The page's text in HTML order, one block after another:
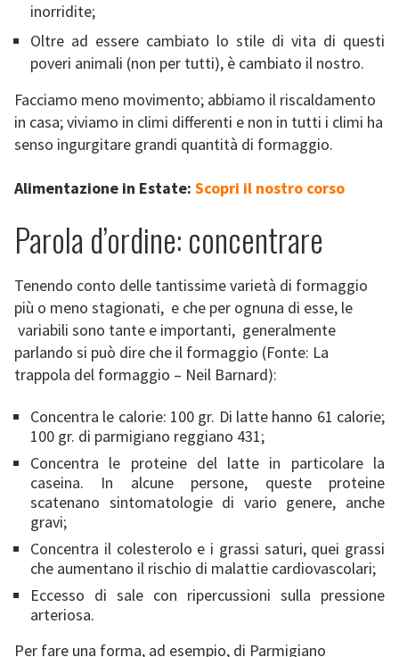
inorridite;
Oltre ad essere cambiato lo stile di vita di questi
poveri animali (non per tutti), è cambiato il nostro.
Facciamo meno movimento; abbiamo il riscaldamento
in casa; viviamo in climi differenti e non in tutti i climi ha
senso ingurgitare grandi quantità di formaggio.
Alimentazione in Estate: Scopri il nostro corso
Parola d’ordine: concentrare
Tenendo conto delle tantissime varietà di formaggio
più o meno stagionati, e che per ognuna di esse, le
variabili sono tante e importanti, generalmente
parlando si può dire che il formaggio (Fonte: La
trappola del formaggio – Neil Barnard):
Concentra le calorie: 100 gr. Di latte hanno 61 calorie;
100 gr. di parmigiano reggiano 431;
Concentra le proteine del latte in particolare la
caseina. In alcune persone, queste proteine
scatenano sintomatologie di vario genere, anche
gravi;
Concentra il colesterolo e i grassi saturi, quei grassi
che aumentano il rischio di malattie cardiovascolari;
Eccesso di sale con ripercussioni sulla pressione
arteriosa.
Per fare una forma, ad esempio, di Parmigiano